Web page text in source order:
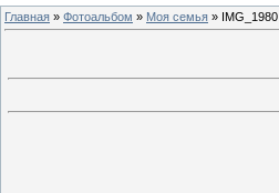
Главная » Фотоальбом » Моя семья » IMG_1980